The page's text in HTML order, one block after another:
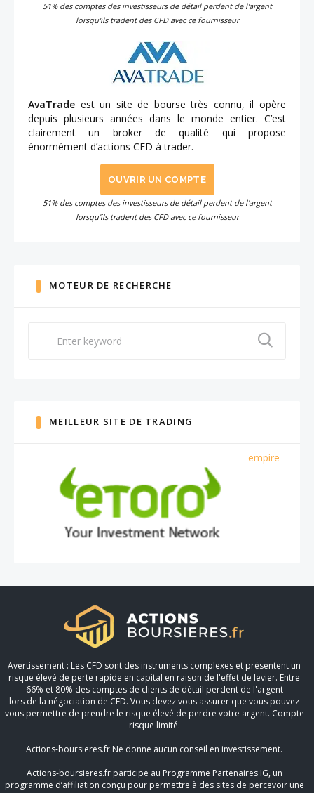
51% des comptes des investisseurs de détail perdent de l'argent
lorsqu'ils tradent des CFD avec ce fournisseur
AvaTrade est un site de bourse très connu, il opère
depuis plusieurs années dans le monde entier. C’est
clairement un broker de qualité qui propose
énormément d’actions CFD à trader.
OUVRIR UN COMPTE
51% des comptes des investisseurs de détail perdent de l'argent
lorsqu'ils tradent des CFD avec ce fournisseur
MOTEUR DE RECHERCHE
MEILLEUR SITE DE TRADING
empire
Avertissement : Les CFD sont des instruments complexes et présentent un
risque élevé de perte rapide en capital en raison de l'effet de levier. Entre
66% et 80% des comptes de clients de détail perdent de l'argent
lors de la négociation de CFD. Vous devez vous assurer que vous pouvez
vous permettre de prendre le risque élevé de perdre votre argent. Compte
risque limité.
Actions-boursieres.fr Ne donne aucun conseil en investissement.
Actions-boursieres.fr participe au Programme Partenaires IG, un
programme d’affiliation conçu pour permettre à des sites de percevoir une